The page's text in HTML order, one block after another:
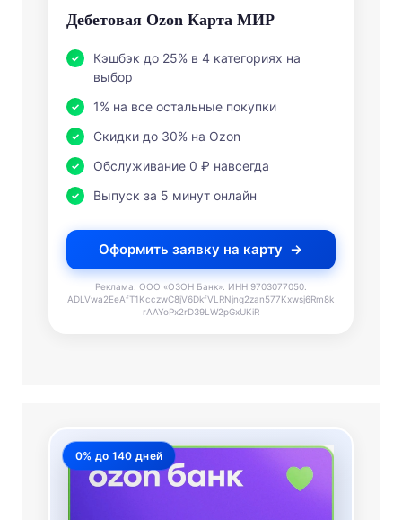
Дебетовая Ozon Карта МИР
Кэшбэк до 25% в 4 категориях на
выбор
1% на все остальные покупки
Скидки до 30% на Ozon
Обслуживание 0 ₽ навсегда
Выпуск за 5 минут онлайн
Оформить заявку на карту
Реклама. ООО «ОЗОН Банк». ИНН 9703077050.
ADLVwa2EeAfT1KcczwC8jV6DkfVLRNjng2zan577Kxwsj6Rm8k
rAAYoPx2rD39LW2pGxUKiR
0% до 140 дней